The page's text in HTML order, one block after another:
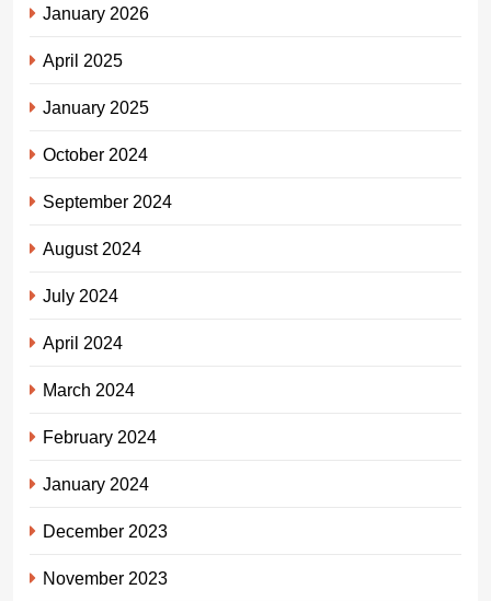
January 2026
April 2025
January 2025
October 2024
September 2024
August 2024
July 2024
April 2024
March 2024
February 2024
January 2024
December 2023
November 2023